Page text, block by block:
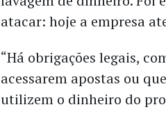
atacar: hoje a empresa
“Há obrigações legais,
acessarem apostas ou
utilizem o dinheiro do